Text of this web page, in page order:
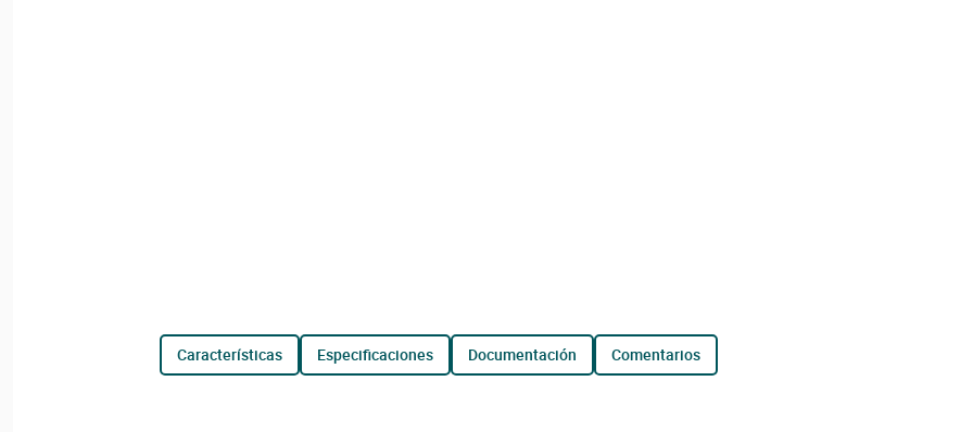
características especificaciones documentación comentarios